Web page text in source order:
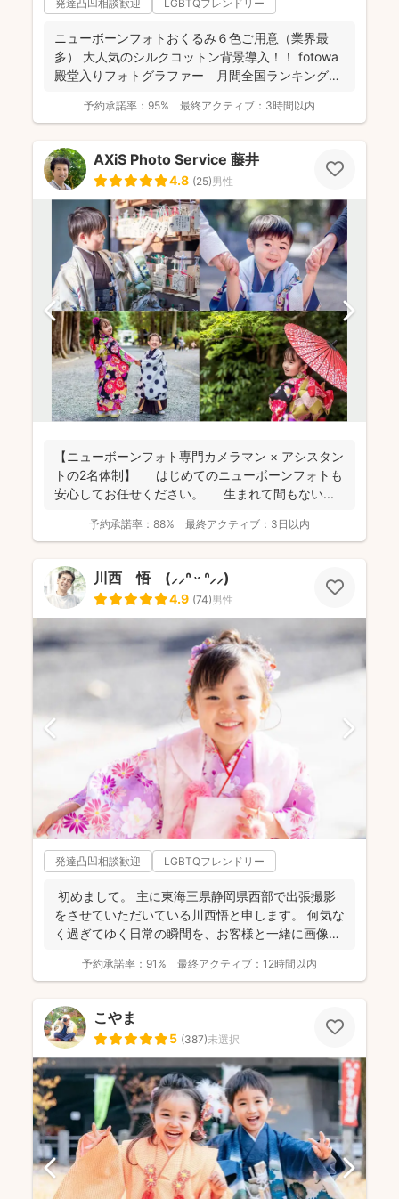
発達凸凹相談歓迎 LGBTQフレンドリー
ニューボーンフォトおくるみ６色ご用意（業界最
多） 大人気のシルクコットン背景導入！！ fotowa
殿堂入りフォトグラファー 月間全国ランキング１
予約承諾率： 95% 最終アクティブ： 3時間以内
AXiS Photo Service 藤井
4.8 (25)男性
【ニューボーンフォト専門カメラマン × アシスタン
トの2名体制】 はじめてのニューボーンフォトも
安心してお任せください。 生まれて間もない...
予約承諾率： 88% 最終アクティブ： 3日以内
川西 悟 (⸝⸝ᐢ ᵕ ᐢ⸝⸝)
4.9 (74)男性
発達凸凹相談歓迎 LGBTQフレンドリー
初めまして。 主に東海三県静岡県西部で出張撮影
をさせていただいている川西悟と申します。 何気な
く過ぎてゆく日常の瞬間を、お客様と一緒に画像と
予約承諾率： 91% 最終アクティブ： 12時間以内
こやま
5 (387)未選択